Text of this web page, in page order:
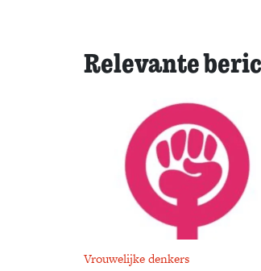
Relevante
Vrouwelijke denkers